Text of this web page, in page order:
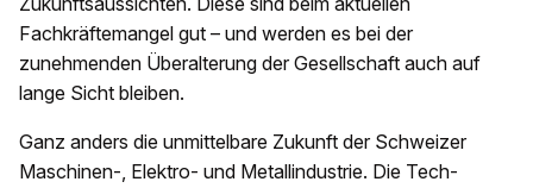
Fachkräftemangel gut – und werden es bei der
zunehmenden Überalterung der Gesellschaft auch auf
lange Sicht bleiben.
Ganz anders die unmittelbare Zukunft der Schweizer
Maschinen-, Elektro- und Metallindustrie. Die Tech-